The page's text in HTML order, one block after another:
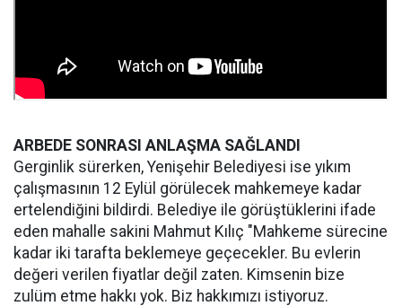
ARBEDE SONRASI ANLAŞMA SAĞLANDI
Gerginlik sürerken, Yenişehir Belediyesi ise yıkım
çalışmasının 12 Eylül görülecek mahkemeye kadar
ertelendiğini bildirdi. Belediye ile görüştüklerini ifade
eden mahalle sakini Mahmut Kılıç "Mahkeme sürecine
kadar iki tarafta beklemeye geçecekler. Bu evlerin
değeri verilen fiyatlar değil zaten. Kimsenin bize
zulüm etme hakkı yok. Biz hakkımızı istiyoruz.